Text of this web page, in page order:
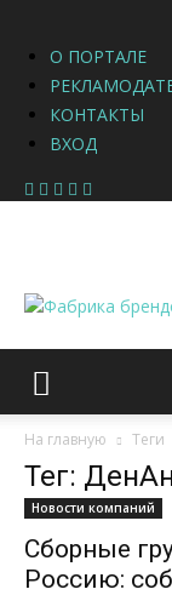
О ПОРТАЛЕ
КОНТАКТЫ
ВХОД
На главную Теги
Тег:
Новости компаний
Сборные
Россию: